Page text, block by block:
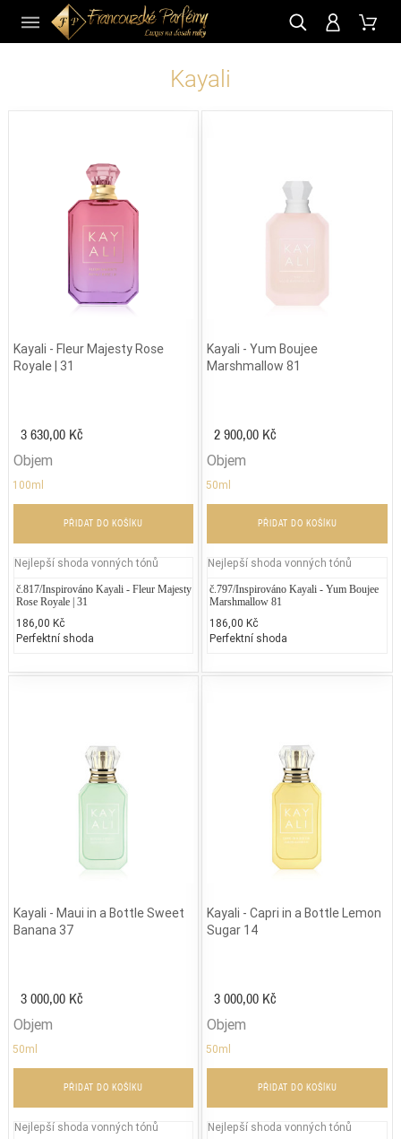
Kayali
Kayali - Fleur Majesty Rose
Royale | 31
3 630,00 Kč
Objem
100ml
PŘIDAT DO KOŠÍKU
Nejlepší shoda vonných tónů
č.817/Inspirováno Kayali - Fleur Majesty
Rose Royale | 31
186,00 Kč
Perfektní shoda
Kayali - Yum Boujee
Marshmallow 81
2 900,00 Kč
Objem
50ml
PŘIDAT DO KOŠÍKU
Nejlepší shoda vonných tónů
č.797/Inspirováno Kayali - Yum Boujee
Marshmallow 81
186,00 Kč
Perfektní shoda
Kayali - Maui in a Bottle Sweet
Banana 37
3 000,00 Kč
Objem
50ml
PŘIDAT DO KOŠÍKU
Nejlepší shoda vonných tónů
Kayali - Capri in a Bottle Lemon
Sugar 14
3 000,00 Kč
Objem
50ml
PŘIDAT DO KOŠÍKU
Nejlepší shoda vonných tónů
CZ